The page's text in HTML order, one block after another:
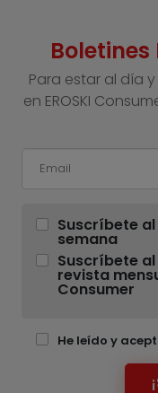
Boletines
Para estar al día
en EROSKI
Suscríbete
semana
Suscríbete
revista
Consumer
He leído y